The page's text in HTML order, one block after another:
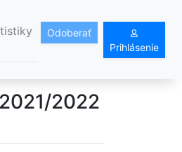
Odoberať
Prihlásenie
2022